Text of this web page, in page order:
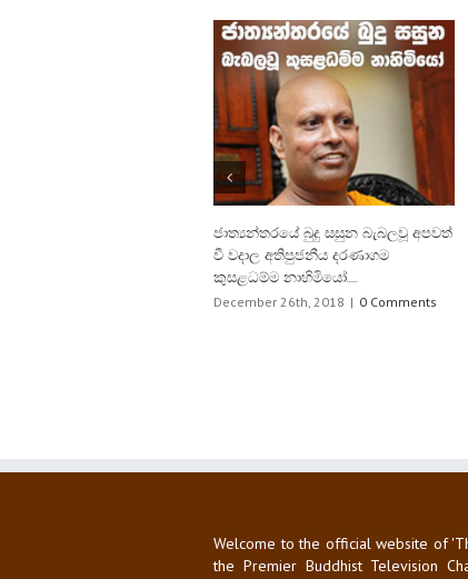
සුනාමි ඛේදවාචකය සිදු වී වසර 20ක්
December 26th, 2018 | 0 Comments
උසස්පෙළ
ධාරාවෙන්
ලබාගනිමින්
ප්‍රථමයා බවට
the Premier Buddhist Television